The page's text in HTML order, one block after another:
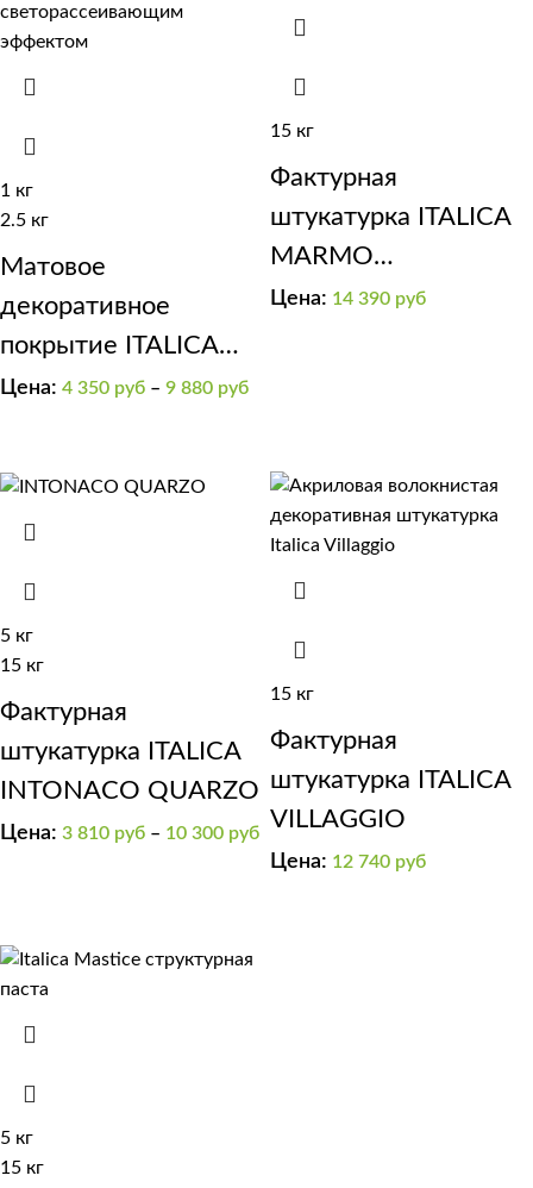
1 кг
2.5 кг
Матовое
декоративное
покрытие ITALICA
RIFLETTE OPACO
Цена: 4 350 руб – 9 880 руб
15 кг
Фактурная
штукатурка ITALICA
MARMO
TRAVERTINO 1000
Цена: 14 390 руб
5 кг
15 кг
Фактурная
штукатурка ITALICA
INTONACO QUARZO
Цена: 3 810 руб – 10 300 руб
15 кг
Фактурная
штукатурка ITALICA
VILLAGGIO
Цена: 12 740 руб
5 кг
15 кг